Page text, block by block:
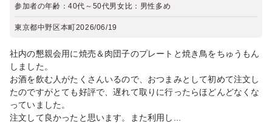
参加者の年齢：40代～50代男女比： 男性多め
東京都中野区本町2026/06/19
社内の懇親会用に焼売＆肉団子のプレートと焼き鳥をちゅうもん
しました。
お酒を飲む人がたくさんいるので、おつまみとして初めて注文し
たのですがとても好評で、遅れて取りに行ったらほどんどなくな
っていました。
注文して良かったと思います。また利用し...